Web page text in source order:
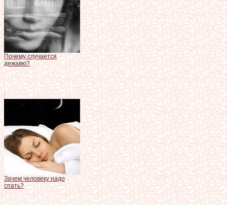
Почему случается
дежавю?
Зачем человеку надо
спать?